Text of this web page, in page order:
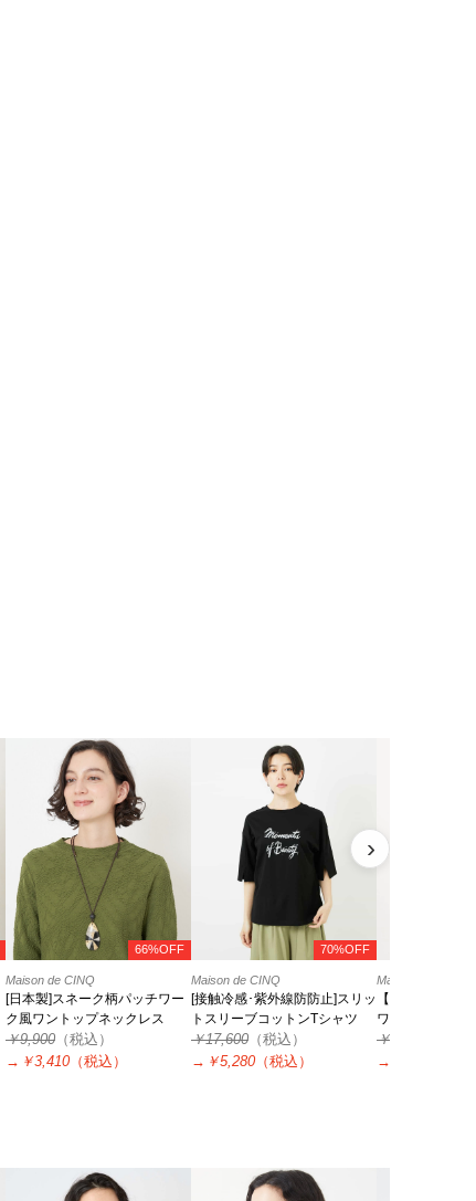
66%OFF
Maison de CINQ
[日本製]スネーク柄パッチワー
ク風ワントップネックレス
￥9,900 （税込）
→ ￥3,410 （税込）
70%OFF
Maison de CINQ
[接触冷感･紫外線防防止]スリッ
トスリーブコットンTシャツ
￥17,600 （税込）
→ ￥5,280 （税込）
Maison de CINQ
【小さいサイ
ワンピース
￥25,300
→
›